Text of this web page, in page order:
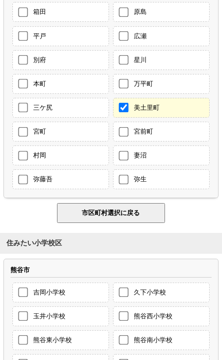
箱田 原島
平戸 広瀬
別府 星川
本町 万平町
三ケ尻 美土里町
宮町 宮前町
村岡 妻沼
弥藤吾 弥生
住みたい小学校区
熊谷市
吉岡小学校 久下小学校
玉井小学校 熊谷西小学校
熊谷東小学校 熊谷南小学校